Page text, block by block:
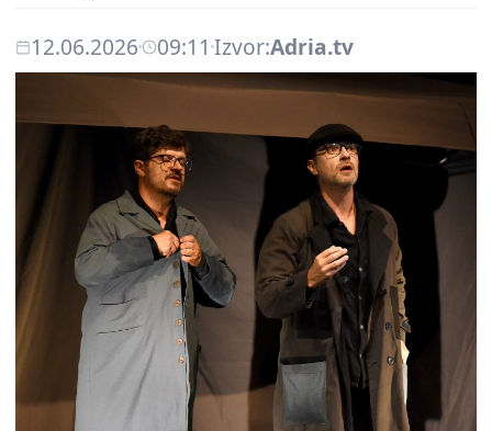
12.06.2026 09:11 Izvor:Adria.tv